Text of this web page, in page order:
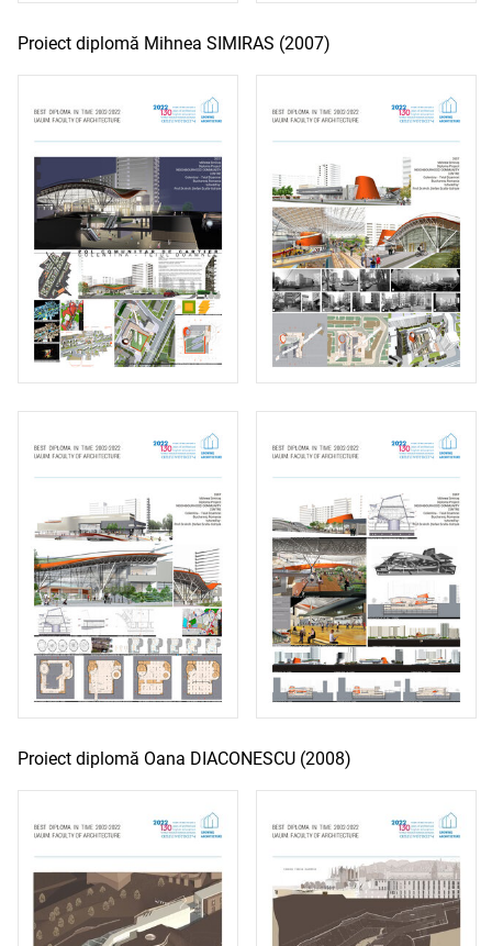
Proiect diplomă Mihnea SIMIRAS (2007)
Proiect diplomă Oana DIACONESCU (2008)